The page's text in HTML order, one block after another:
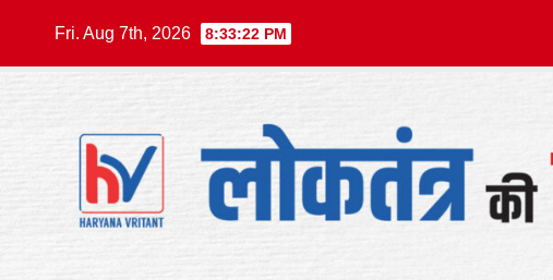
Fri. Aug 7th, 2026 8:33:23 PM